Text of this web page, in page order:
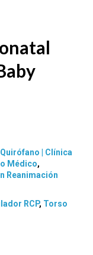
| Clínica
Médico,
Reanimación
RCP, Torso